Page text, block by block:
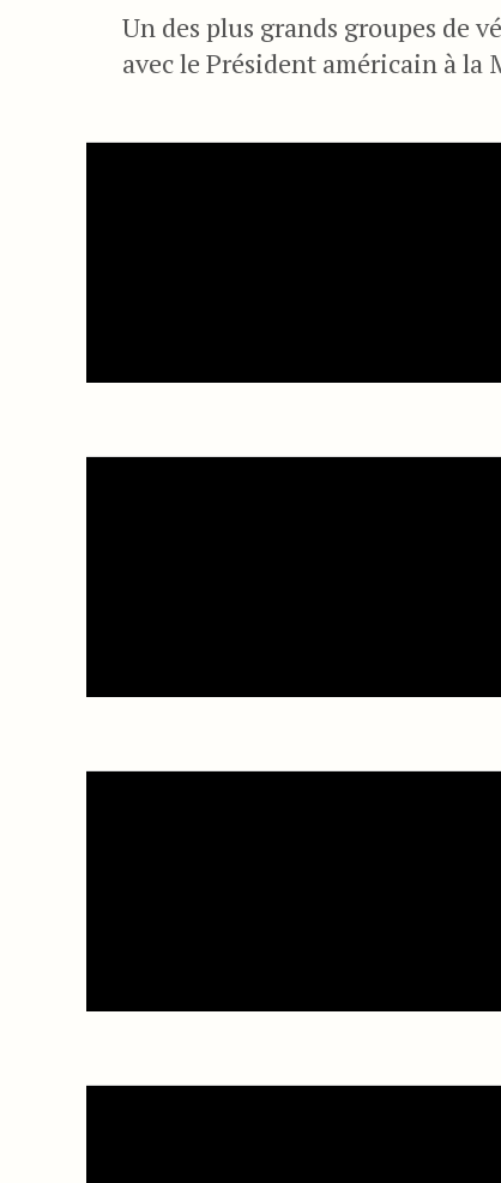
Un des plus grands groupes de
avec le Président américain à